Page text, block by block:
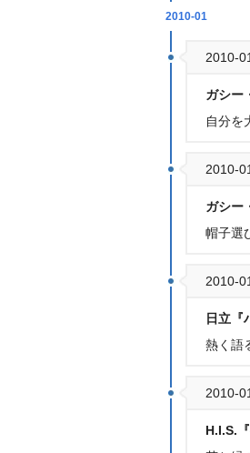
2010-01
2010-
ガシー
自分を
2010-
ガシー
帽子選
2010-
日立『
熱く語
2010-
H.I.S.